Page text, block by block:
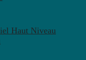
Haut Niveau